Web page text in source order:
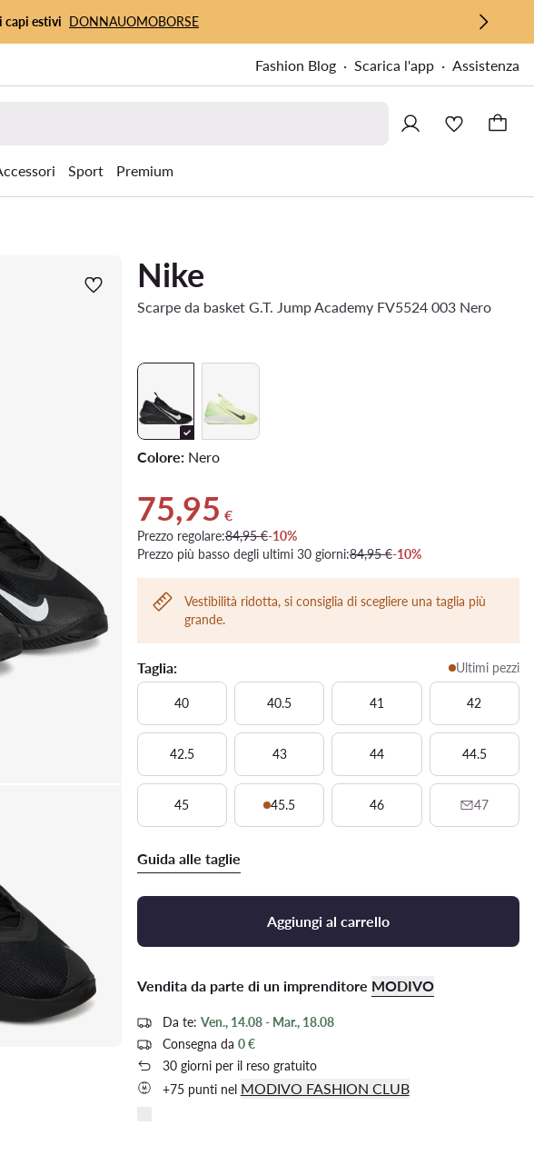
capi estivi DONNAUOMOBORSE
Fashion Blog Scarica l'app Assistenza
Sport Premium
Nike
Scarpe da basket G.T. Jump Academy FV5524 003 Nero
Colore:Nero
Prezzo attuale 75,95 €
75,95 €
Prezzo regolare:84,95 €-10%
Prezzo più basso degli ultimi 30 giorni:84,95 €-10%
Vestibilità ridotta, si consiglia di scegliere una taglia più
grande.
Taglia: Ultimi pezzi
40 40.5 41 42
42.5 43 44 44.5
45 45.5 46 47
Guida alle taglie
Aggiungi al carrello
Vendita da parte di un imprenditore MODIVO
Da te: Ven., 14.08 - Mar., 18.08
Consegna da 0 €
30 giorni per il reso gratuito
+75 punti nel MODIVO FASHION CLUB